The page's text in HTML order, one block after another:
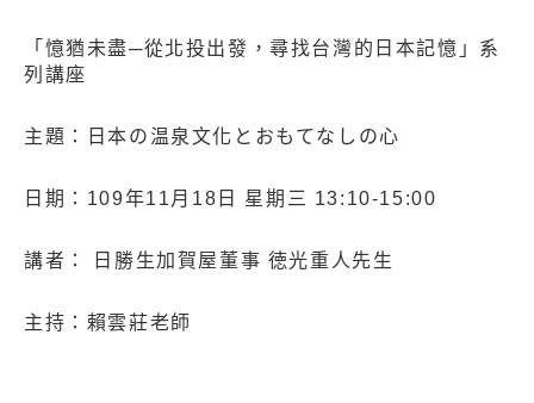
「憶猶未盡─從北投出發，尋找台灣的日本記憶」系
列講座
主題：日本の温泉文化とおもてなしの心
日期：109年11月18日 星期三 13:10-15:00
講者： 日勝生加賀屋董事 徳光重人先生
主持：賴雲莊老師